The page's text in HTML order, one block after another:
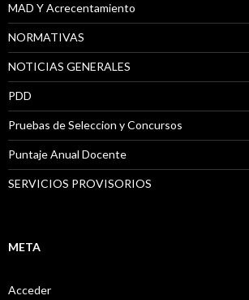
MAD Y Acrecentamiento
NORMATIVAS
NOTICIAS GENERALES
PDD
Pruebas de Seleccion y Concursos
Puntaje Anual Docente
SERVICIOS PROVISORIOS
META
Acceder